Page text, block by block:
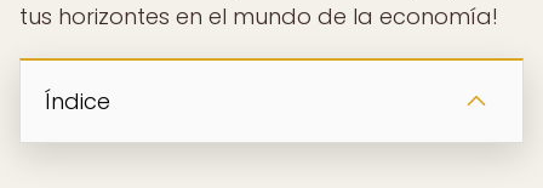
tus horizontes en el mundo de la economía!
Índice